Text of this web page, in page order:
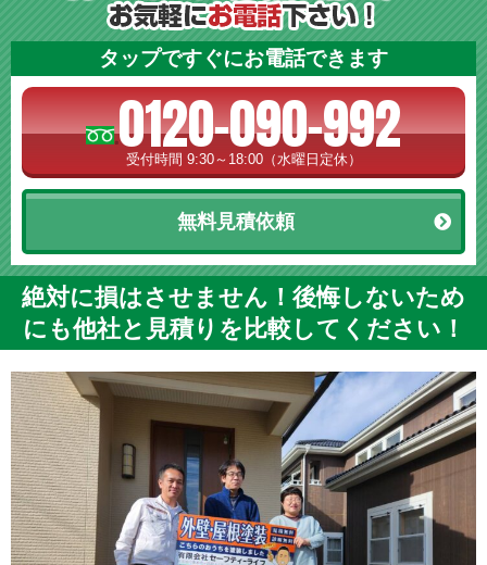
タップですぐにお電話できます
0120-090-992
受付時間 9:30～18:00（水曜日定休）
無料見積依頼
絶対に損はさせません！後悔しないため
にも他社と見積りを比較してください！